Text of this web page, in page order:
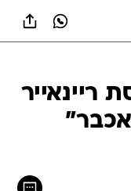
ריינאייר